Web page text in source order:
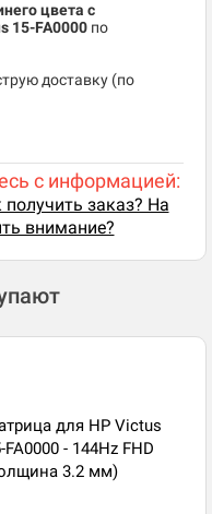
цвета с
15-FA0000 по
доставку (по
с информацией:
заказ? На
внимание?
для HP Victus
FA0000 - 144Hz FHD
3.2 мм)